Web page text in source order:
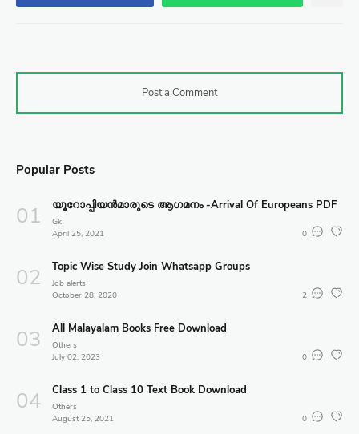
Post a Comment
Popular Posts
യൂറോപ്പിയൻമാരുടെ ആഗമനം -Arrival Of Europeans PDF
Gk
April 25, 2021
0
Topic Wise Study Join Whatsapp Groups
Job alerts
October 28, 2020
2
All Malayalam Books Free Download
Others
July 02, 2023
0
Class 1 to Class 10 Text Book Download
Others
August 25, 2021
0